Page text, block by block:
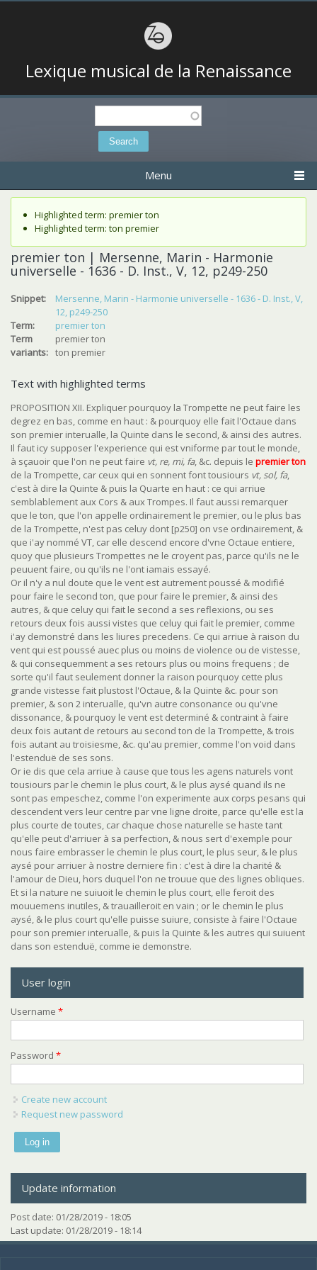
Lexique musical de la Renaissance
Search
Menu
Status message
Highlighted term: premier ton
Highlighted term: ton premier
premier ton | Mersenne, Marin - Harmonie
universelle - 1636 - D. Inst., V, 12, p249-250
Snippet:
Mersenne, Marin - Harmonie universelle - 1636 - D. Inst., V,
12, p249-250
Term:
premier ton
Term
variants:
premier ton
ton premier
Text with highlighted terms
PROPOSITION XII. Expliquer pourquoy la Trompette ne peut faire les
degrez en bas, comme en haut : & pourquoy elle fait l'Octaue dans
son premier interualle, la Quinte dans le second, & ainsi des autres.
Il faut icy supposer l'experience qui est vniforme par tout le monde,
à sçauoir que l'on ne peut faire vt, re, mi, fa, &c. depuis le premier ton
de la Trompette, car ceux qui en sonnent font tousiours vt, sol, fa,
c'est à dire la Quinte & puis la Quarte en haut : ce qui arriue
semblablement aux Cors & aux Trompes. Il faut aussi remarquer
que le ton, que l'on appelle ordinairement le premier, ou le plus bas
de la Trompette, n'est pas celuy dont [p250] on vse ordinairement, &
que i'ay nommé VT, car elle descend encore d'vne Octaue entiere,
quoy que plusieurs Trompettes ne le croyent pas, parce qu'ils ne le
peuuent faire, ou qu'ils ne l'ont iamais essayé.
Or il n'y a nul doute que le vent est autrement poussé & modifié
pour faire le second ton, que pour faire le premier, & ainsi des
autres, & que celuy qui fait le second a ses reflexions, ou ses
retours deux fois aussi vistes que celuy qui fait le premier, comme
i'ay demonstré dans les liures precedens. Ce qui arriue à raison du
vent qui est poussé auec plus ou moins de violence ou de vistesse,
& qui consequemment a ses retours plus ou moins frequens ; de
sorte qu'il faut seulement donner la raison pourquoy cette plus
grande vistesse fait plustost l'Octaue, & la Quinte &c. pour son
premier, & son 2 interualle, qu'vn autre consonance ou qu'vne
dissonance, & pourquoy le vent est determiné & contraint à faire
deux fois autant de retours au second ton de la Trompette, & trois
fois autant au troisiesme, &c. qu'au premier, comme l'on void dans
l'estenduë de ses sons.
Or ie dis que cela arriue à cause que tous les agens naturels vont
tousiours par le chemin le plus court, & le plus aysé quand ils ne
sont pas empeschez, comme l'on experimente aux corps pesans qui
descendent vers leur centre par vne ligne droite, parce qu'elle est la
plus courte de toutes, car chaque chose naturelle se haste tant
qu'elle peut d'arriuer à sa perfection, & nous sert d'exemple pour
nous faire embrasser le chemin le plus court, le plus seur, & le plus
aysé pour arriuer à nostre derniere fin : c'est à dire la charité &
l'amour de Dieu, hors duquel l'on ne trouue que des lignes obliques.
Et si la nature ne suiuoit le chemin le plus court, elle feroit des
mouuemens inutiles, & trauailleroit en vain ; or le chemin le plus
aysé, & le plus court qu'elle puisse suiure, consiste à faire l'Octaue
pour son premier interualle, & puis la Quinte & les autres qui suiuent
dans son estenduë, comme ie demonstre.
User login
Username *
Password *
Create new account
Request new password
Update information
Post date: 01/28/2019 - 18:05
Last update: 01/28/2019 - 18:14